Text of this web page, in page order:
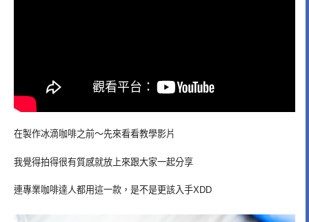
在製作冰滴咖啡之前～先來看看教學影片
我覺得拍得很有質感就放上來跟大家一起分享
連專業咖啡達人都用這一款，是不是更該入手XDD